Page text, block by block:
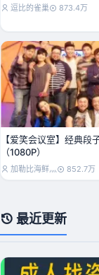
逗比的雀巢 873.4万
【爱笑会议室】经典段
（1080P）
加勒比海鲜灬 852.7万
最近更新